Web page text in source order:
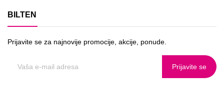
BILTEN
Prijavite se za najnovije promocije, akcije, ponude.
Prijavite se